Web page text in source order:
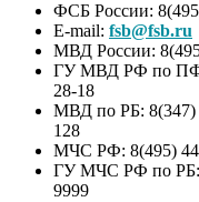
ФСБ России:
E-mail: fsb@fsb.ru
МВД России:
ГУ МВД РФ по
28-18
МВД по РБ:
128
МЧС РФ: 8(495)
ГУ МЧС РФ по РБ:
9999